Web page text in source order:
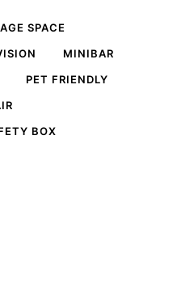
SPACE
MINIBAR
PET FRIENDLY
BOX